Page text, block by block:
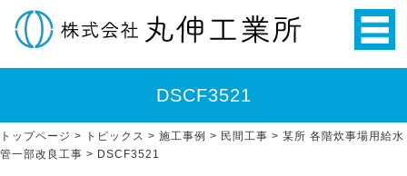
DSCF3521
トップページ > トピックス > 施工事例 > 民間工事 > 某所 各階炊事場用給水
管一部改良工事 > DSCF3521